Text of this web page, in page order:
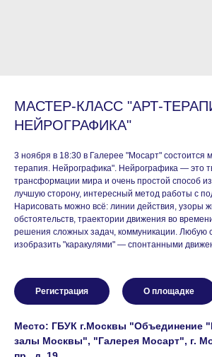
МАСТЕР-КЛАСС "АРТ-
НЕЙРОГРАФИКА"
3 ноября в 18:30 в Галерее "Мосарт" состоится
терапия. Нейрографика". Нейрографика — это
трансформации мира и очень простой способ
лучшую сторону, интересный метод работы с
Нарисовать можно всё: линии действия, узоры
обстоятельств, траектории движения во
решения сложных задач, коммуникации. Любую
изобразить "каракулями" — спонтанными
Регистрация О площадке
Место: ГБУК г.Москвы "Объединение
залы Москвы", "Галерея Мосарт", г.